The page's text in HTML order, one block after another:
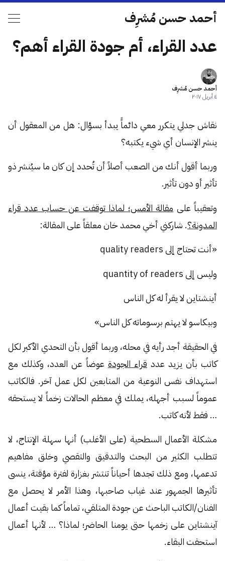
أحمد حسن مُشرِف
عدد القراء، أم جودة القراء أهم؟
أحمد حسن مُشرِف
٤ أبريل ٢٠١٧
نقاش جدلي يتكرر معي دائماًَ يبدأ بسؤال: هل من المعقول أن
ينشر الإنسان أي شيء يكتبه؟
وربما أقول أنك من الصعب أصلاً أن تُحدد إن كان ما سيُنشر ذو
تأثير أو دون تأثير.
وتعقيباً على مقالة الأمس؛ لماذا توقفت عن حساب عدد قراء
المدونة؟. شاركني أخي محمد خان معلقاً على المقالة:
«أنت تحتاج إلى quality readers
وليس إلى quantity of readers
أينشتاين لا يقرأ له كل الناس
وبيكاسو لا يهتم برسوماته كل الناس»
في الحقيقة أجد رأيه في محله، وربما أقول بأن التحدي الأكبر لكل
كاتب بأن يزيد عدد قراء الجودة عوضاً عن العدد، وكذلك مع
استهداف نفس النوعية من المتابعين لكل عمل آخر. فالكاتب
عموماً لسبب أجهله، يملك في معظم الحالات زخماً لا يستحقه
… فقط لأنه كاتب.
مشكلة الأعمال السطحية (على الأغلب) أنها سهلة الإنتاج، لا
تتطلب الكثير من البحث والتدقيق والتقصي وخلق مفاهيم
تدعمها، ومع ذلك تجدها أحياناً تنتشر بغزارة لفترة مؤقتة، ينسى
تأثيرها الجمهور عند غياب صاحبها، وهذا الأمر لا يحصل مع
الفنان/الكاتب الباحث عن جودة المتلقي، تماماً كما بقيت أعمال
آينشتاين على زخمها حتى يومنا الحاضر؛ لماذا؟ … لأنها أعمال
استحقت البقاء.